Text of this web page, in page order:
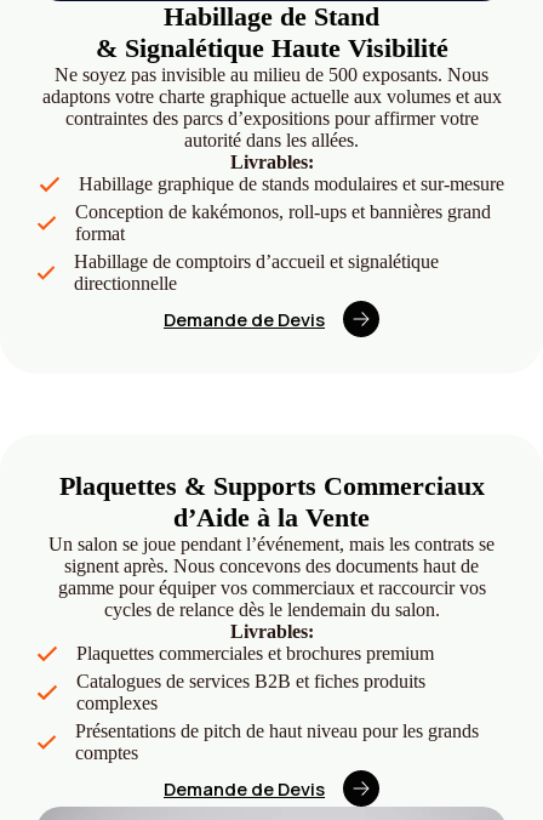
Habillage de Stand
& Signalétique Haute Visibilité
Ne soyez pas invisible au milieu de 500 exposants. Nous
adaptons votre charte graphique actuelle aux volumes et aux
contraintes des parcs d’expositions pour affirmer votre
autorité dans les allées.
Livrables:
Habillage graphique de stands modulaires et sur-mesure
Conception de kakémonos, roll-ups et bannières grand
format
Habillage de comptoirs d’accueil et signalétique
directionnelle
Demande de Devis
Plaquettes & Supports Commerciaux
d’Aide à la Vente
Un salon se joue pendant l’événement, mais les contrats se
signent après. Nous concevons des documents haut de
gamme pour équiper vos commerciaux et raccourcir vos
cycles de relance dès le lendemain du salon.
Livrables:
Plaquettes commerciales et brochures premium
Catalogues de services B2B et fiches produits
complexes
Présentations de pitch de haut niveau pour les grands
comptes
Demande de Devis